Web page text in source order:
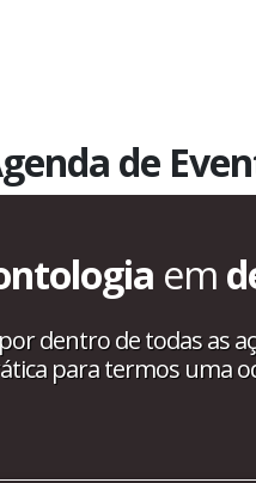
de
em
dentro de todas as
para termos uma